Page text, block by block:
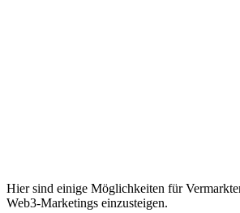
Hier sind einige Möglichkeiten für
Web3-Marketings einzusteigen.